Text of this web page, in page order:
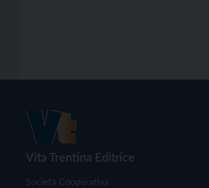
Vita Trentina Editrice
Società Cooperativa